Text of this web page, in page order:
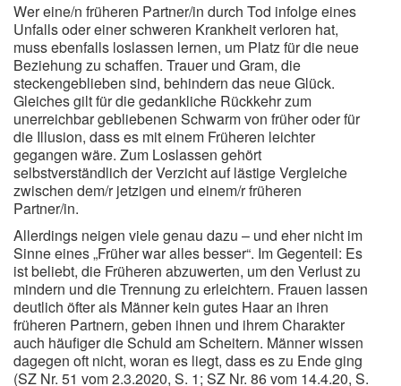
Wer eine/n früheren Partner/in durch Tod infolge eines
Unfalls oder einer schweren Krankheit verloren hat,
muss ebenfalls loslassen lernen, um Platz für die neue
Beziehung zu schaffen. Trauer und Gram, die
steckengeblieben sind, behindern das neue Glück.
Gleiches gilt für die gedankliche Rückkehr zum
unerreichbar gebliebenen Schwarm von früher oder für
die Illusion, dass es mit einem Früheren leichter
gegangen wäre. Zum Loslassen gehört
selbstverständlich der Verzicht auf lästige Vergleiche
zwischen dem/r jetzigen und einem/r früheren
Partner/in.
Allerdings neigen viele genau dazu – und eher nicht im
Sinne eines „Früher war alles besser“. Im Gegenteil: Es
ist beliebt, die Früheren abzuwerten, um den Verlust zu
mindern und die Trennung zu erleichtern. Frauen lassen
deutlich öfter als Männer kein gutes Haar an ihren
früheren Partnern, geben ihnen und ihrem Charakter
auch häufiger die Schuld am Scheitern. Männer wissen
dagegen oft nicht, woran es liegt, dass es zu Ende ging
(SZ Nr. 51 vom 2.3.2020, S. 1; SZ Nr. 86 vom 14.4.20, S.